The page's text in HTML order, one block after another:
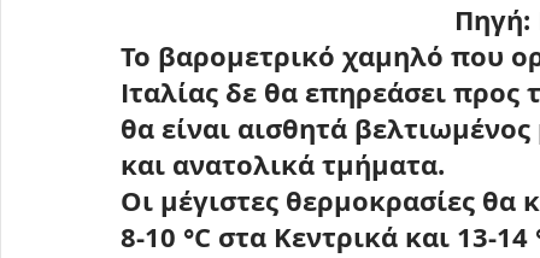
Το βαρομετρικό χαμηλό που
Ιταλίας δε θα επηρεάσει
θα είναι αισθητά
και ανατολικά τμήματα.
Οι μέγιστες θερμοκρασίες
8-10 °C στα Κεντρικά και 13-14